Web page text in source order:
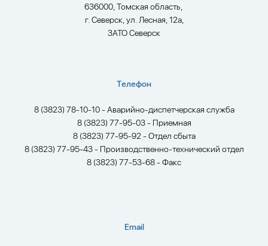
636000, Томская область,
г. Северск, ул. Лесная, 12а,
ЗАТО Северск
Телефон
8 (3823) 78-10-10 - Аварийно-диспетчерская служба
8 (3823) 77-95-03 - Приемная
8 (3823) 77-95-92 - Отдел сбыта
8 (3823) 77-95-43 - Производственно-технический отдел
8 (3823) 77-53-68 - Факс
Email